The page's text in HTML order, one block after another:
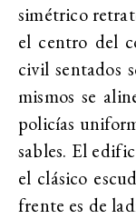
simétrico
el centro del
civil sentados
mismos se
policías
sables. El
el clásico
frente es de